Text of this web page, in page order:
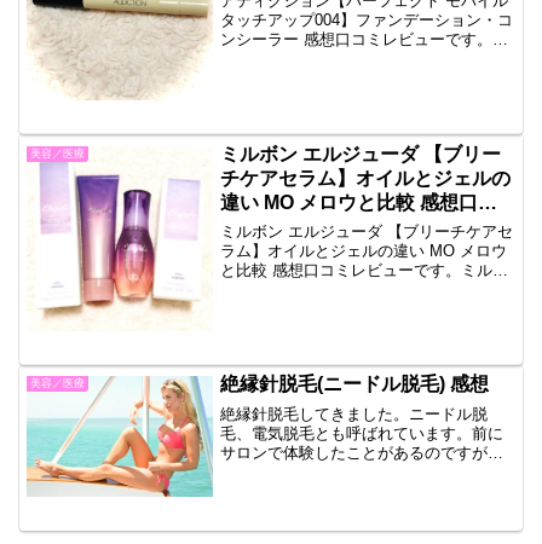
タッチアップ004】ファンデーション・コ
ンシーラー 感想口コミレビューです。以
美容／医療
ミルボン エルジューダ 【ブリー
チケアセラム】オイルとジェルの
違い MO メロウと比較 感想口コ
ミレビュー
ミルボン エルジューダ 【ブリーチケアセ
ラム】オイルとジェルの違い MO メロウ
と比較 感想口コミレビューです。ミルボ
美容／医療 絶縁針脱毛(ニードル脱毛) 感想
絶縁針脱毛してきました。ニードル脱
毛、電気脱毛とも呼ばれています。前に
サロンで体験したことがあるのですが、
みはありますが耐えられまし...